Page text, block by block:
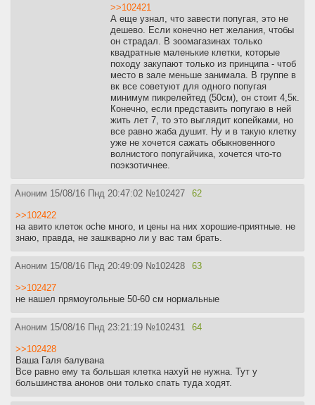
>>102421
А еще узнал, что завести попугая, это не
дешево. Если конечно нет желания, чтобы
он страдал. В зоомагазинах только
квадратные маленькие клетки, которые
походу закупают только из принципа - чтоб
место в зале меньше занимала. В группе в
вк все советуют для одного попугая
минимум пикрелейтед (50см), он стоит 4,5к.
Конечно, если представить попугаю в ней
жить лет 7, то это выглядит копейками, но
все равно жаба душит. Ну и в такую клетку
уже не хочется сажать обыкновенного
волнистого попугайчика, хочется что-то
поэкзотичнее.
Аноним 15/08/16 Пнд 20:47:02 №102427 62
>>102422
на авито клеток oche много, и цены на них хорошие-приятные. не
знаю, правда, не зашкварно ли у вас там брать.
Аноним 15/08/16 Пнд 20:49:09 №102428 63
>>102427
не нашел прямоугольные 50-60 см нормальные
Аноним 15/08/16 Пнд 23:21:19 №102431 64
>>102428
Ваша Галя балувана
Все равно ему та большая клетка нахуй не нужна. Тут у
большинства анонов они только спать туда ходят.